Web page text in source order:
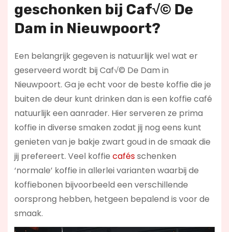
geschonken bij Caf√© De
Dam in Nieuwpoort?
Een belangrijk gegeven is natuurlijk wel wat er
geserveerd wordt bij Caf√© De Dam in
Nieuwpoort. Ga je echt voor de beste koffie die je
buiten de deur kunt drinken dan is een koffie café
natuurlijk een aanrader. Hier serveren ze prima
koffie in diverse smaken zodat jij nog eens kunt
genieten van je bakje zwart goud in de smaak die
jij prefereert. Veel koffie cafésschenken
‘normale’ koffie in allerlei varianten waarbij de
koffiebonen bijvoorbeeld een verschillende
oorsprong hebben, hetgeen bepalend is voor de
smaak.